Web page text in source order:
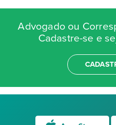
Advogado ou
Cadastre-se e